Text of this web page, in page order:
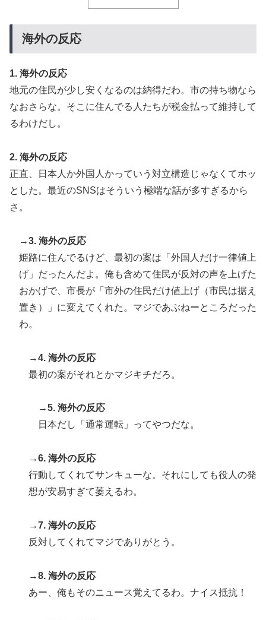
海外の反応
1. 海外の反応
地元の住民が少し安くなるのは納得だわ。市の持ち物なら
なおさらな。そこに住んでる人たちが税金払って維持して
るわけだし。
2. 海外の反応
正直、日本人か外国人かっていう対立構造じゃなくてホッ
とした。最近のSNSはそういう極端な話が多すぎるから
さ。
→3. 海外の反応
姫路に住んでるけど、最初の案は「外国人だけ一律値上
げ」だったんだよ。俺も含めて住民が反対の声を上げた
おかげで、市長が「市外の住民だけ値上げ（市民は据え
置き）」に変えてくれた。マジであぶねーところだった
わ。
→4. 海外の反応
最初の案がそれとかマジキチだろ。
→5. 海外の反応
日本だし「通常運転」ってやつだな。
→6. 海外の反応
行動してくれてサンキューな。それにしても役人の発
想が安易すぎて萎えるわ。
→7. 海外の反応
反対してくれてマジでありがとう。
→8. 海外の反応
あー、俺もそのニュース覚えてるわ。ナイス抵抗！